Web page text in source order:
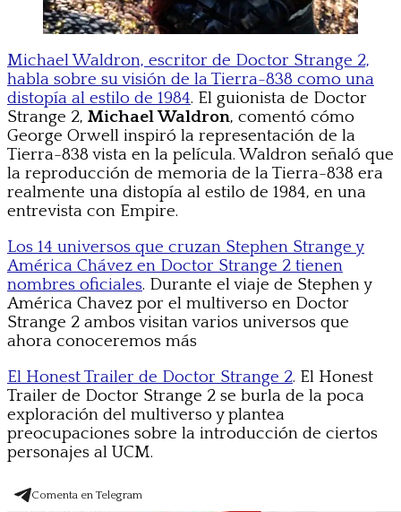
Michael Waldron, escritor de Doctor Strange 2,
habla sobre su visión de la Tierra-838 como una
distopía al estilo de 1984. El guionista de Doctor
Strange 2, Michael Waldron, comentó cómo
George Orwell inspiró la representación de la
Tierra-838 vista en la película. Waldron señaló que
la reproducción de memoria de la Tierra-838 era
realmente una distopía al estilo de 1984, en una
entrevista con Empire.
Los 14 universos que cruzan Stephen Strange y
América Chávez en Doctor Strange 2 tienen
nombres oficiales. Durante el viaje de Stephen y
América Chavez por el multiverso en Doctor
Strange 2 ambos visitan varios universos que
ahora conoceremos más
El Honest Trailer de Doctor Strange 2. El Honest
Trailer de Doctor Strange 2 se burla de la poca
exploración del multiverso y plantea
preocupaciones sobre la introducción de ciertos
personajes al UCM.
Comenta en Telegram